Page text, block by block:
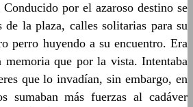
por el azaroso destino se
de la plaza, calles solitarias para su
perro huyendo a su encuentro. Era
memoria que por la vista. Intentaba
que lo invadían, sin embargo, en
sumaban más fuerzas al cadáver